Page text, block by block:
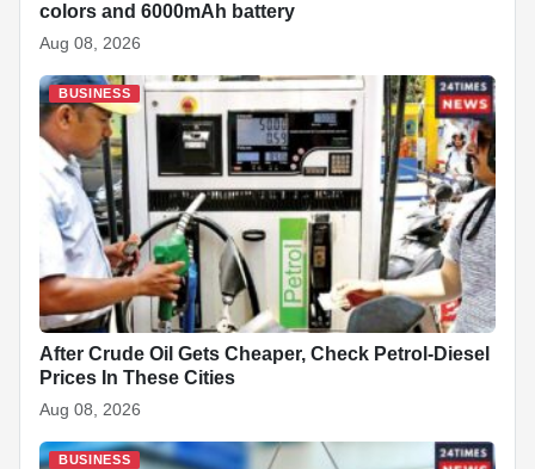
colors and 6000mAh battery
Aug 08, 2026
BUSINESS
After Crude Oil Gets Cheaper, Check Petrol-Diesel
Prices In These Cities
Aug 08, 2026
BUSINESS